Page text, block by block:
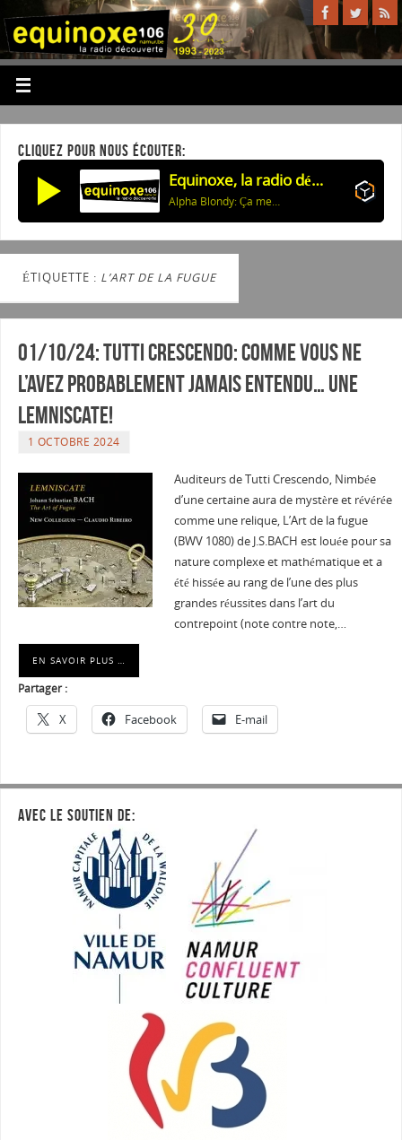
CLIQUEZ POUR NOUS ÉCOUTER:
Equinoxe, la radio découverte
Alpha Blondy: Ça me fait si mal
ÉTIQUETTE : L’ART DE LA FUGUE
01/10/24: Tutti Crescendo: Comme vous ne
l’avez probablement jamais entendu… Une
lemniscate!
1 OCTOBRE 2024
Auditeurs de Tutti Crescendo, Nimbée
d’une certaine aura de mystère et révérée
comme une relique, L’Art de la fugue
(BWV 1080) de J.S.BACH est louée pour sa
nature complexe et mathématique et a
été hissée au rang de l’une des plus
grandes réussites dans l’art du
contrepoint (note contre note,…
EN SAVOIR PLUS …
Partager :
X Facebook E-mail
AVEC LE SOUTIEN DE: